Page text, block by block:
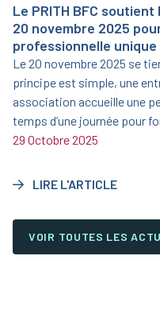
Le PRITH BFC
20 novembre 2025
professionnelle unique
Le 20 novembre 2025 se
principe est simple, une
association accueille une
temps d’une journée pour
DuoDay sont clairs : faire
créer des rencontres
immersions. Personnes
structures
29 Octobre 2025
LIRE L'ARTICLE
VOIR TOUTES LES